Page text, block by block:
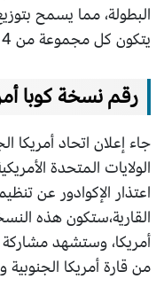
يتكون كل مجموعة من 4 فرق،
رقم نسخة كوبا أمريكا
جاء إعلان اتحاد أمريكا
اعتذار الإكوادور عن
من قارة أمريكا الجنوبية و6 منتخبات من قارة أمريكا الشمالية،